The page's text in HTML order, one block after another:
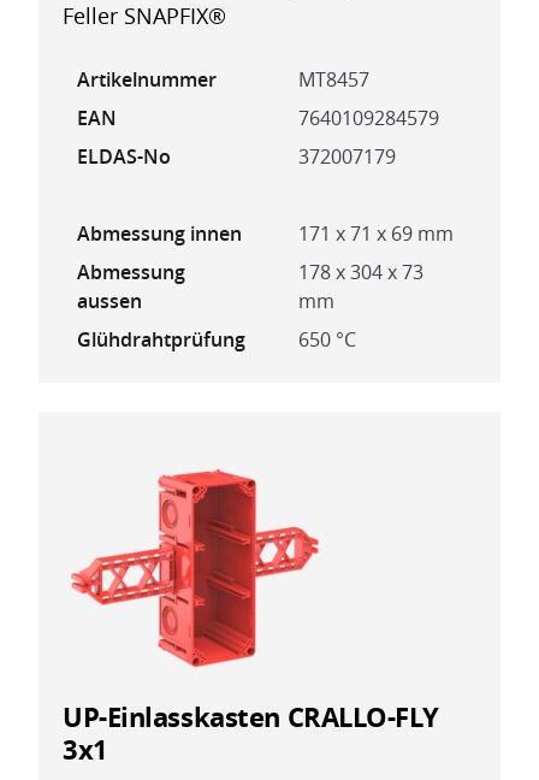
Feller SNAPFIX®
Artikelnummer
MT8457
EAN
7640109284579
ELDAS-No
372007179
Abmessung innen
171 x 71 x 69 mm
Abmessung
aussen
178 x 304 x 73
mm
Glühdrahtprüfung
650 °C
UP-Einlasskasten CRALLO-FLY
3x1